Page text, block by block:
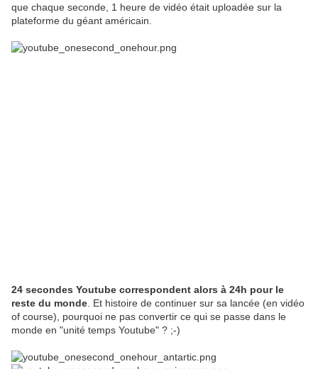
que chaque seconde, 1 heure de vidéo était uploadée sur la
plateforme du géant américain.
24 secondes Youtube correspondent alors à 24h pour le
reste du monde . Et histoire de continuer sur sa lancée (en vidéo
of course), pourquoi ne pas convertir ce qui se passe dans le
monde en "unité temps Youtube" ? ;-)